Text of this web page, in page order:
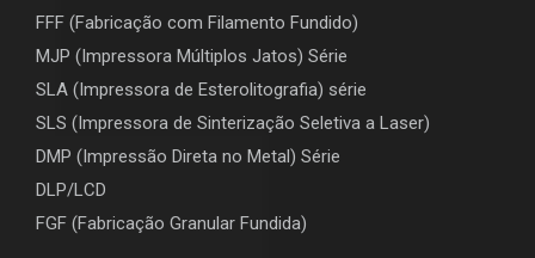
FFF (Fabricação com Filamento Fundido)
MJP (Impressora Múltiplos Jatos) Série
SLA (Impressora de Esterolitografia) série
SLS (Impressora de Sinterização Seletiva a Laser)
DMP (Impressão Direta no Metal) Série
DLP/LCD
FGF (Fabricação Granular Fundida)